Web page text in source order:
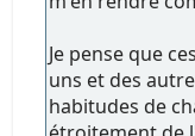
Je pense que
uns et des
habitudes de